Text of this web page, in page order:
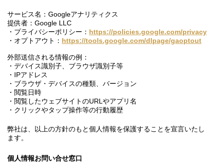
サービス名：Googleアナリティクス
提供者：Google LLC
・プライバシーポリシー： https://policies.google.com/privacy
・オプトアウト： https://tools.google.com/dlpage/gaoptout
外部送信される情報の例：
・デバイス識別子、ブラウザ識別子等
・IPアドレス
・ブラウザ・デバイスの種類、バージョン
・閲覧日時
・閲覧したウェブサイトのURLやアプリ名
・クリックやタップ操作等の行動履歴
弊社は、以上の方針のもと個人情報を保護することを宣言いたし
ます。
個人情報お問い合せ窓口